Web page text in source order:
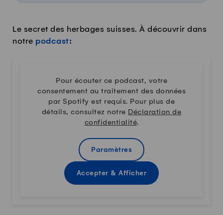
Le secret des herbages suisses. À découvrir dans
notre podcast:
Pour écouter ce podcast, votre
consentement au traitement des données
par Spotify est requis. Pour plus de
détails, consultez notre Déclaration de
confidentialité.
Paramètres
Accepter & Afficher